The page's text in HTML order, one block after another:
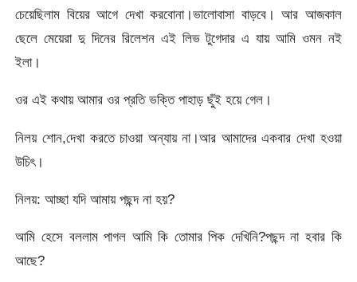
চেয়েছিলাম বিয়ের আগে দেখা করবোনা।ভালোবাসা বাড়বে। আর আজকাল
ছেলে মেয়েরা দু দিনের রিলেশন এই লিভ টুগেদার এ যায় আমি ওমন নই
ইলা।
ওর এই কথায় আমার ওর প্রতি ভক্তি পাহাড় ছুঁই হয়ে গেল।
নিলয় শোন,দেখা করতে চাওয়া অন্যায় না।আর আমাদের একবার দেখা হওয়া
উচিৎ।
নিলয়: আচ্ছা যদি আমায় পছন্দ না হয়?
আমি হেসে বললাম পাগল আমি কি তোমার পিক দেখিনি?পছন্দ না হবার কি
আছে?